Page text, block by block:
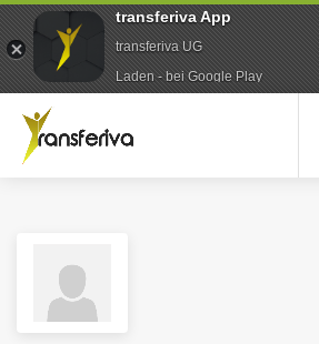
transferiva App
transferiva UG
Laden - bei Google Play